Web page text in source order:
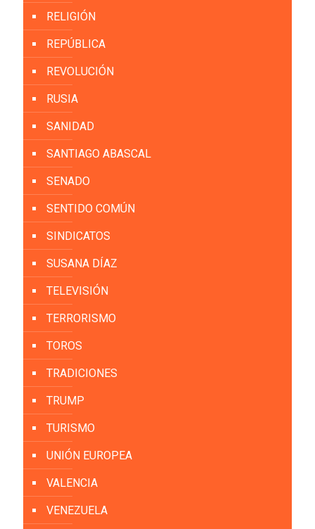
RELIGIÓN
REPÚBLICA
REVOLUCIÓN
RUSIA
SANIDAD
SANTIAGO ABASCAL
SENADO
SENTIDO COMÚN
SINDICATOS
SUSANA DÍAZ
TELEVISIÓN
TERRORISMO
TOROS
TRADICIONES
TRUMP
TURISMO
UNIÓN EUROPEA
VALENCIA
VENEZUELA